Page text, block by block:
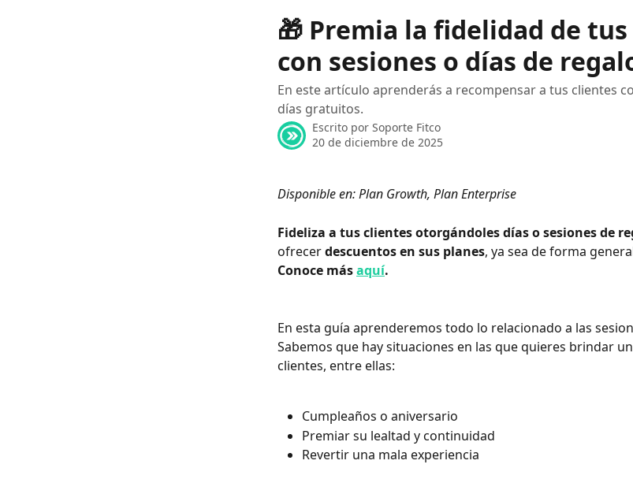
🎁 Premia la fidelidad de
con sesiones o días de
En este artículo aprenderás a recompensar a tus clientes
días gratuitos.
Escrito por Soporte Fitco
20 de diciembre de 2025
Disponible en: Plan Growth, Plan Enterprise
Fideliza a tus clientes otorgándoles días o sesiones de
ofrecer descuentos en sus planes, ya sea de forma
Conoce más aquí.
En esta guía aprenderemos todo lo relacionado a las
Sabemos que hay situaciones en las que quieres brindar
clientes, entre ellas:
Cumpleaños o aniversario
Premiar su lealtad y continuidad
Revertir una mala experiencia